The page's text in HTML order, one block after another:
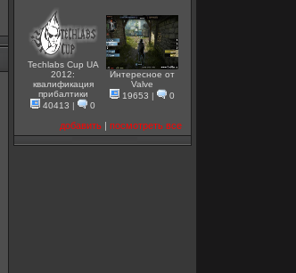
Techlabs Cup UA
2012:
квалификация
прибалтики
40413 | 0
Интересное от
Valve
19653 | 0
добавить | посмотреть все